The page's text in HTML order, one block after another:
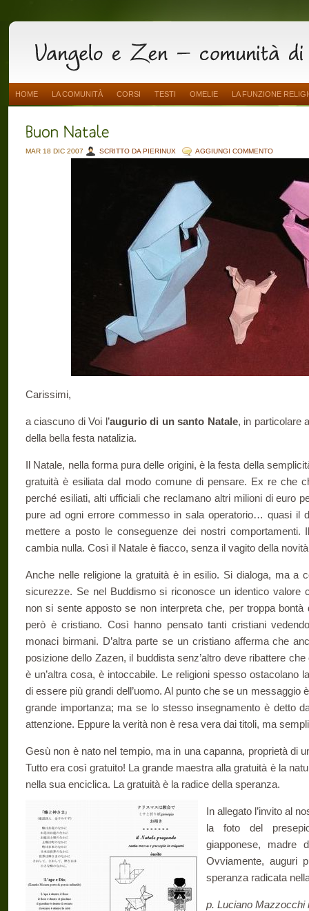
HOME LA COMUNITÀ CORSI TESTI OMELIE LA FUNZIONE
MAR 18 DIC 2007 SCRITTO DA PIERINUX AGGIUNGI COMMENTO
Carissimi,
a ciascuno di Voi l’augurio di un santo Natale, in particolare
della bella festa natalizia.
Il Natale, nella forma pura delle origini, è la festa della
gratuità è esiliata dal modo comune di pensare. Ex re che
perché esiliati, alti ufficiali che reclamano altri milioni di euro
pure ad ogni errore commesso in sala operatorio… quasi il
mettere a posto le conseguenze dei nostri
cambia nulla. Così il Natale è fiacco, senza il vagito della
Anche nelle religione la gratuità è in esilio. Si dialoga, ma a
sicurezze. Se nel Buddismo si riconosce un identico valore
non si sente apposto se non interpreta che, per troppa
però è cristiano. Così hanno pensato tanti cristiani
monaci birmani. D’altra parte se un cristiano afferma che
posizione dello Zazen, il buddista senz’altro deve ribattere
è un’altra cosa, è intoccabile. Le religioni spesso ostacolano
di essere più grandi dell’uomo. Al punto che se un messaggio
grande importanza; ma se lo stesso insegnamento è detto
attenzione. Eppure la verità non è resa vera dai titoli, ma
Gesù non è nato nel tempio, ma in una capanna, proprietà di
Tutto era così gratuito! La grande maestra alla gratuità è la
nella sua enciclica. La gratuità è la radice della speranza.
In allegato l’invito al
la foto del
giapponese,
Ovviamente, auguri
speranza radicata
p. Luciano Mazzocchi